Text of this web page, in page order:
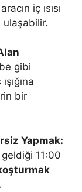
iç ısısı
ulaşabilir.
gibi
bir
Yapmak:
geldiği 11:00